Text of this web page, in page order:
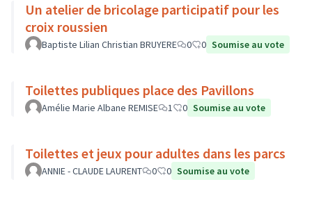
Un atelier de bricolage participatif pour les
croix roussien
Baptiste Lilian Christian BRUYERE 0 0 Soumise au vote
Toilettes publiques place des Pavillons
Amélie Marie Albane REMISE 1 0 Soumise au vote
Toilettes et jeux pour adultes dans les parcs
ANNIE - CLAUDE LAURENT 0 0 Soumise au vote